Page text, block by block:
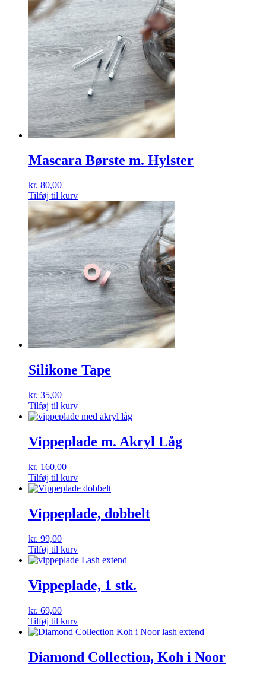
Mascara Børste m. Hylster
kr. 80,00
Tilføj til kurv
Silikone Tape
kr. 35,00
Tilføj til kurv
Vippeplade m. Akryl Låg
kr. 160,00
Tilføj til kurv
Vippeplade, dobbelt
kr. 99,00
Tilføj til kurv
Vippeplade, 1 stk.
kr. 69,00
Tilføj til kurv
Diamond Collection, Koh i Noor